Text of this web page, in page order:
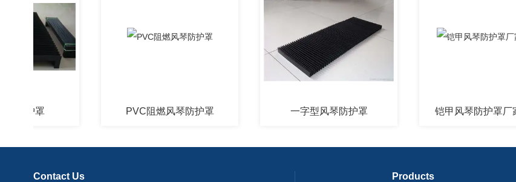
PVC阻燃风琴防护罩 一字型风琴防护罩 铠甲风琴防护罩厂家定做
Contact Us Products